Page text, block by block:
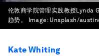
伦敦商学院管理实践教授Lynda
趋势。
Image: Unsplash/
Kate Whiting